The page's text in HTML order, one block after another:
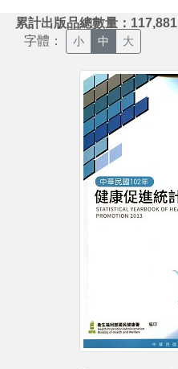
累計出版品總數量：117,881
字體： 小 中 大